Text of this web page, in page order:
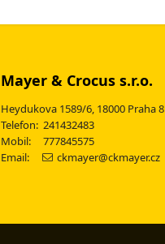
Mayer & Crocus s.r.o.
Heydukova 1589/6, 18000 Praha 8
Telefon: 241432483
Mobil: 777845575
Email:
ckmayer@ckmayer.cz